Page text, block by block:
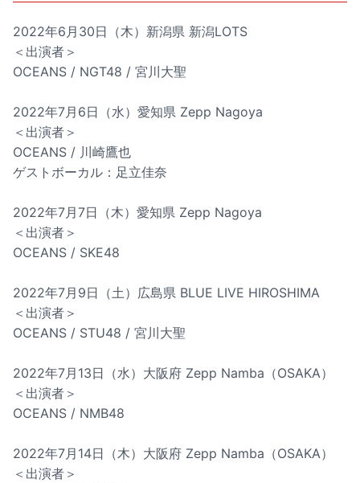
2022年6月30日（木）新潟県 新潟LOTS
＜出演者＞
OCEANS / NGT48 / 宮川大聖
2022年7月6日（水）愛知県 Zepp Nagoya
＜出演者＞
OCEANS / 川崎鷹也
ゲストボーカル：足立佳奈
2022年7月7日（木）愛知県 Zepp Nagoya
＜出演者＞
OCEANS / SKE48
2022年7月9日（土）広島県 BLUE LIVE HIROSHIMA
＜出演者＞
OCEANS / STU48 / 宮川大聖
2022年7月13日（水）大阪府 Zepp Namba（OSAKA）
＜出演者＞
OCEANS / NMB48
2022年7月14日（木）大阪府 Zepp Namba（OSAKA）
＜出演者＞